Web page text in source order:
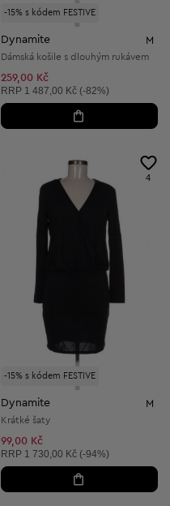
-15% s kódem FESTIVE
Dynamite M
Dámská košile s dlouhým rukávem
259,00 Kč
Doporučená cena:
RRP 1 487,00 Kč (-82%)
-15% s kódem FESTIVE
4
Dynamite M
Krátké šaty
99,00 Kč
Doporučená cena:
RRP 1 730,00 Kč (-94%)